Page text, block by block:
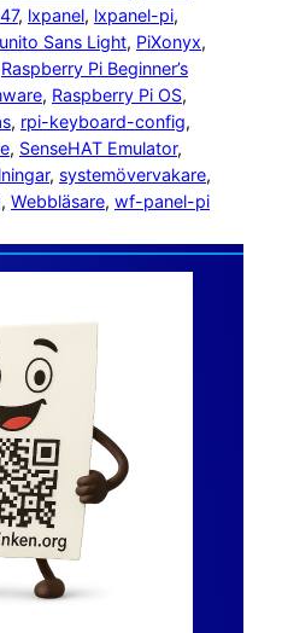
, lxpanel, lxpanel-pi
Sans Light, PiXonyx
Raspberry Pi Beginner’s
, Raspberry Pi OS
, rpi-keyboard-config
, SenseHAT Emulator
, systemövervakare
, Webbläsare, wf-panel-pi